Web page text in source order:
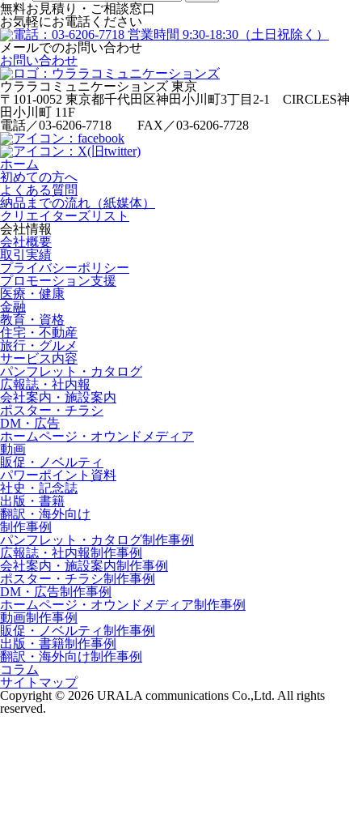
無料お見積り・ご相談窓口
お気軽にお電話ください
メールでのお問い合わせ
お問い合わせ
ウララコミュニケーションズ 東京
〒101-0052 東京都千代田区神田小川町3丁目2-1 CIRCLES神
田小川町 11F
電話／03-6206-7718 FAX／03-6206-7728
ホーム
初めての方へ
よくある質問
納品までの流れ（紙媒体）
クリエイターズリスト
会社情報
会社概要
取引実績
プライバシーポリシー
プロモーション支援
医療・健康
金融
教育・資格
住宅・不動産
旅行・グルメ
サービス内容
パンフレット・カタログ
広報誌・社内報
会社案内・施設案内
ポスター・チラシ
DM・広告
ホームページ・オウンドメディア
動画
販促・ノベルティ
パワーポイント資料
社史・記念誌
出版・書籍
翻訳・海外向け
制作事例
パンフレット・カタログ制作事例
広報誌・社内報制作事例
会社案内・施設案内制作事例
ポスター・チラシ制作事例
DM・広告制作事例
ホームページ・オウンドメディア制作事例
動画制作事例
販促・ノベルティ制作事例
出版・書籍制作事例
翻訳・海外向け制作事例
コラム
サイトマップ
Copyright © 2026 URALA communications Co.,Ltd. All rights
reserved.